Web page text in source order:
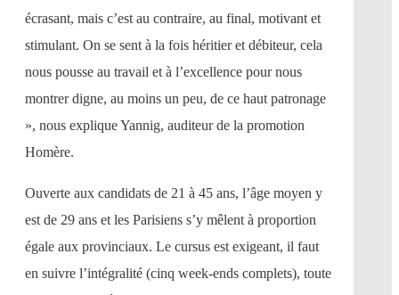
écrasant, mais c’est au contraire, au final, motivant et
stimulant. On se sent à la fois héritier et débiteur, cela
nous pousse au travail et à l’excellence pour nous
montrer digne, au moins un peu, de ce haut patronage
», nous explique Yannig, auditeur de la promotion
Homère.
Ouverte aux candidats de 21 à 45 ans, l’âge moyen y
est de 29 ans et les Parisiens s’y mêlent à proportion
égale aux provinciaux. Le cursus est exigeant, il faut
en suivre l’intégralité (cinq week-ends complets), toute